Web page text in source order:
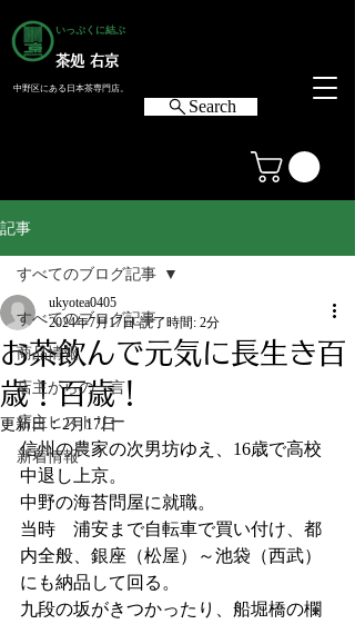
いっぷくに結ぶ
茶処 右京
中野区にある日本茶専門店。
Search
記事
すべてのブログ記事
商品情報
店主からの一言
店主ヒストリー
新着情報
すべてのブログ記事
お茶飲んで元気に長生き百
歳！百歳！
ukyotea0405
2024年7月17日 読了時間: 2分
更新日：2月17日
信州の農家の次男坊ゆえ、16歳で高校
中退し上京。
中野の海苔問屋に就職。
当時　浦安まで自転車で買い付け、都
内全般、銀座（松屋）～池袋（西武）
にも納品して回る。
九段の坂がきつかったり、船堀橋の欄